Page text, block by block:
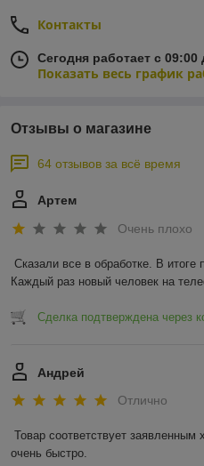
Контакты
Сегодня работает с 09:00
Показать весь график
Отзывы о магазине
64 отзывов за всё время
Артем
Очень плохо
Сказали все в обработке. В итоге
Каждый раз новый человек на
Сделка подтверждена через
Андрей
Отлично
Товар соответствует заявленным
очень быстро.